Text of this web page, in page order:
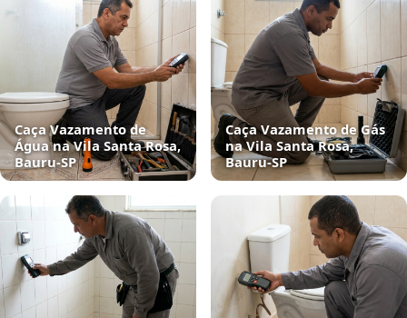
Caça Vazamento de
Água na Vila Santa Rosa,
Bauru‑SP
Caça Vazamento de Gás
na Vila Santa Rosa,
Bauru‑SP